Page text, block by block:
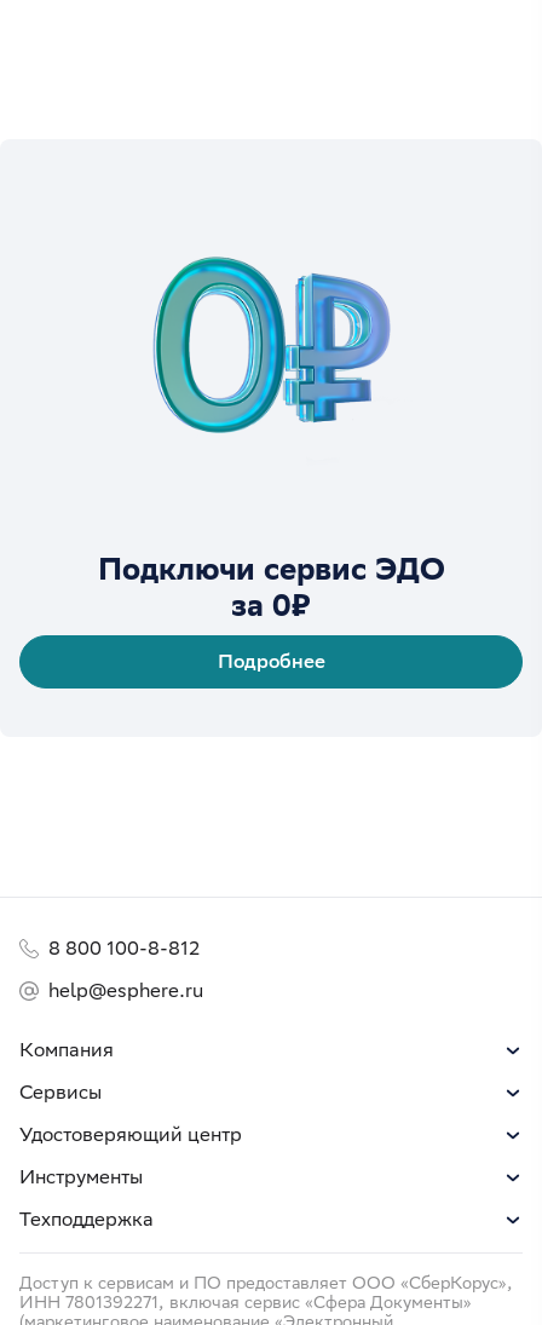
Подключи сервис ЭДО
за 0₽
Подробнее
Компания
Сервисы
Удостоверяющий центр
Инструменты
Техподдержка
8 800 100-8-812
help@esphere.ru
Доступ к сервисам и ПО предоставляет ООО «СберКорус»,
ИНН 7801392271, включая сервис «Сфера Документы»